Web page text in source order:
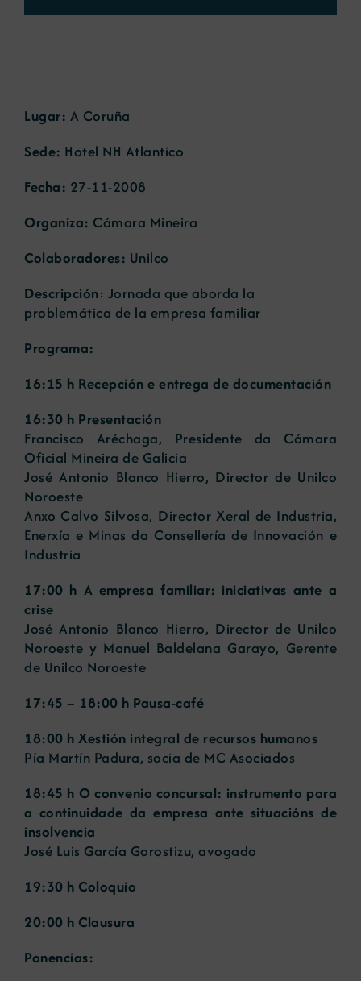
Contacto
Lugar: A Coruña
Sede: Hotel NH Atlantico
Fecha: 27-11-2008
Organiza: Cámara Mineira
Colaboradores: Unilco
Descripción: Jornada que aborda la
problemática de la empresa familiar
Programa:
16:15 h Recepción e entrega de documentación
16:30 h Presentación
Francisco Aréchaga, Presidente da Cámara
Oficial Mineira de Galicia
José Antonio Blanco Hierro, Director de Unilco
Noroeste
Anxo Calvo Silvosa, Director Xeral de Industria,
Enerxía e Minas da Consellería de Innovación e
Industria
17:00 h A empresa familiar: iniciativas ante a
crise
José Antonio Blanco Hierro, Director de Unilco
Noroeste y Manuel Baldelana Garayo, Gerente
de Unilco Noroeste
17:45 – 18:00 h Pausa-café
18:00 h Xestión integral de recursos humanos
Pía Martín Padura, socia de MC Asociados
18:45 h O convenio concursal: instrumento para
a continuidade da empresa ante situacións de
insolvencia
José Luis García Gorostizu, avogado
19:30 h Coloquio
20:00 h Clausura
Ponencias: